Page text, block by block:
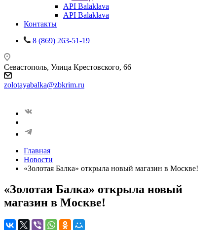
API Balaklava
API Balaklava
Контакты
8 (869) 263-51-19
Севастополь, Улица Крестовского, 66
zolotayabalka@zbkrim.ru
Главная
Новости
«Золотая Балка» открыла новый магазин в Москве!
«Золотая Балка» открыла новый
магазин в Москве!